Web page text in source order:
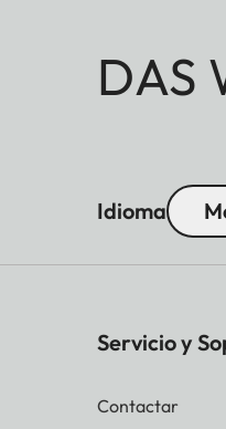
DAS
Idioma
Servicio y
Contactar